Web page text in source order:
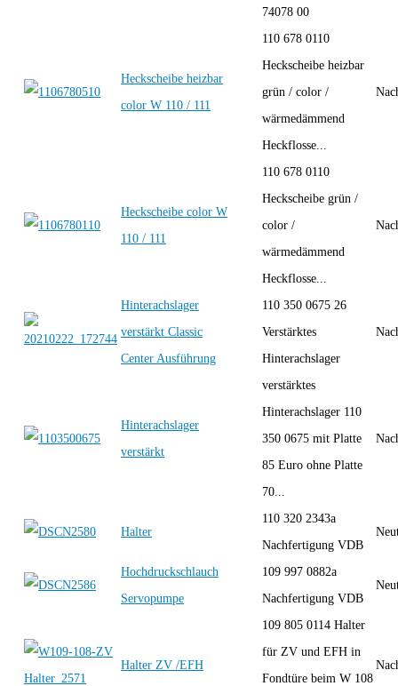
74078 00
Heckscheibe heizbar
color W 110 / 111
110 678 0110
Heckscheibe heizbar
grün / color /
wärmedämmend
Heckflosse...
Heckscheibe color W
110 / 111
110 678 0110
Heckscheibe grün /
color /
wärmedämmend
Heckflosse...
Hinterachslager
verstärkt Classic
Center Ausführung
110 350 0675 26
Verstärktes
Hinterachslager
Hinterachslager
verstärkt
verstärktes
Hinterachslager 110
350 0675 mit Platte
85 Euro ohne Platte
70...
Halter
110 320 2343a
Nachfertigung VDB
Hochdruckschlauch
Servopumpe
109 997 0882a
Nachfertigung VDB
Halter ZV /EFH
109 805 0114 Halter
für ZV und EFH in
Fondtüre beim W 108